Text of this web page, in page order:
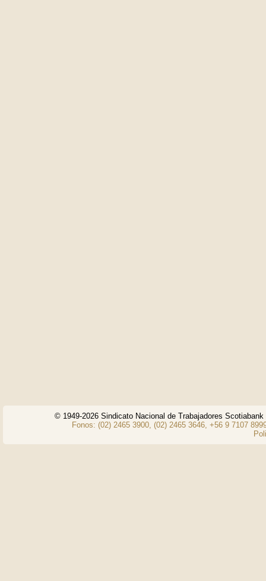
© 1949-2026 Sindicato Nacional de Trabajadores
Fonos: (02) 2465 3900, (02) 2465 3646, +56 9 7107